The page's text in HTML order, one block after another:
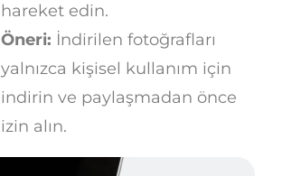
hareket edin.
Öneri: İndirilen fotoğrafları
yalnızca kişisel kullanım için
indirin ve paylaşmadan önce
izin alın.